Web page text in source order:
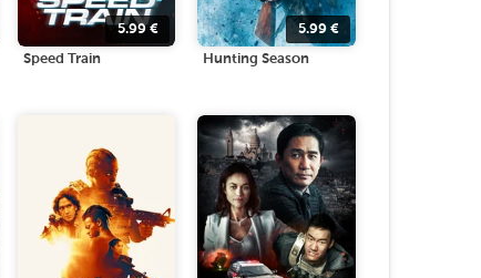
5.99€
Speed Train
5.99€
Hunting Season